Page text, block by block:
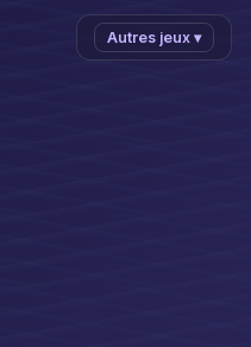
Autres jeux ▾